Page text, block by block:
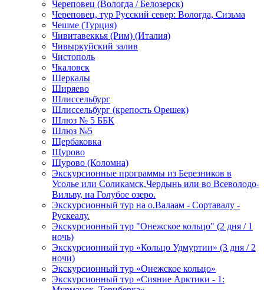
Череповец (Вологда / Белозерск)
Череповец, тур Русский север: Вологда, Сизьма
Чешме (Турция)
Чивитавеккья (Рим) (Италия)
Чивыркуйский залив
Чистополь
Чкаловск
Шеркалы
Ширяево
Шлиссельбург
Шлиссельбург (крепость Орешек)
Шлюз № 5 ББК
Шлюз №5
Щербаковка
Щурово
Щурово (Коломна)
Экскурсионные программы из Березников в
Усолье или Соликамск,Чердынь или во Всеволодо-
Вильву, на Голубое озеро.
Экскурсионный тур на о.Валаам - Сортавалу -
Рускеалу.
Экскурсионный тур "Онежское кольцо" (2 дня / 1
ночь)
Экскурсионный тур «Кольцо Удмуртии» (3 дня / 2
ночи)
Экскурсионный тур «Онежское кольцо»
Экскурсионный тур «Сияние Арктики - 1: